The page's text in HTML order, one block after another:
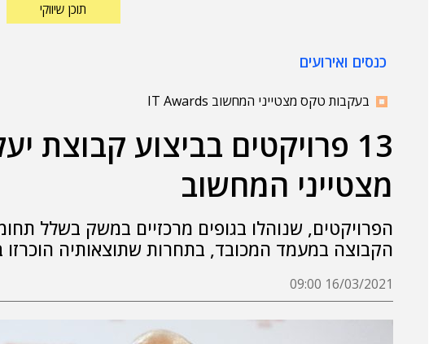
תוכן שיווקי
כנסים ואירועים
בעקבות טקס מצטייני המחשוב IT Awards
13 פרויקטים בביצוע קבוצת
מצטייני המחשוב
הפרויקטים, שנוהלו בגופים מרכזיים במשק בשלל
הקבוצה במעמד המכובד, בתחרות שתוצאותיה
16/03/2021 09:00